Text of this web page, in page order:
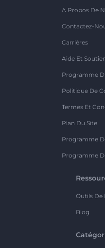
A Propos De
Contactez-
Carrières
Aide Et
Programme
Politique De
Termes Et
Plan Du Site
Programme
Programme
Outils De
Blog